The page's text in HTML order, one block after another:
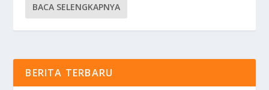
BACA SELENGKAPNYA
BERITA TERBARU